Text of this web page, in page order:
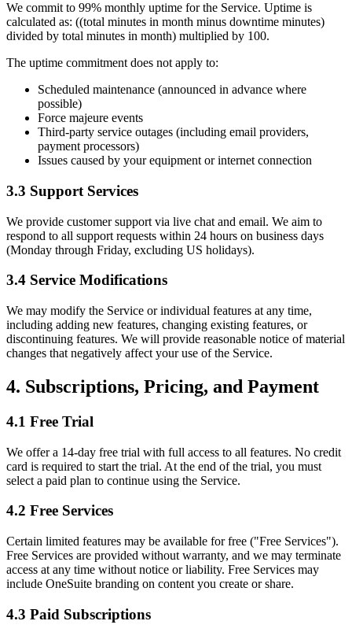
We commit to 99% monthly uptime for the Service. Uptime is
calculated as: ((total minutes in month minus downtime minutes)
divided by total minutes in month) multiplied by 100.
The uptime commitment does not apply to:
Scheduled maintenance (announced in advance where
possible)
Force majeure events
Third-party service outages (including email providers,
payment processors)
Issues caused by your equipment or internet connection
3.3 Support Services
We provide customer support via live chat and email. We aim to
respond to all support requests within 24 hours on business days
(Monday through Friday, excluding US holidays).
3.4 Service Modifications
We may modify the Service or individual features at any time,
including adding new features, changing existing features, or
discontinuing features. We will provide reasonable notice of material
changes that negatively affect your use of the Service.
4. Subscriptions, Pricing, and Payment
4.1 Free Trial
We offer a 14-day free trial with full access to all features. No credit
card is required to start the trial. At the end of the trial, you must
select a paid plan to continue using the Service.
4.2 Free Services
Certain limited features may be available for free ("Free Services").
Free Services are provided without warranty, and we may terminate
access at any time without notice or liability. Free Services may
include OneSuite branding on content you create or share.
4.3 Paid Subscriptions